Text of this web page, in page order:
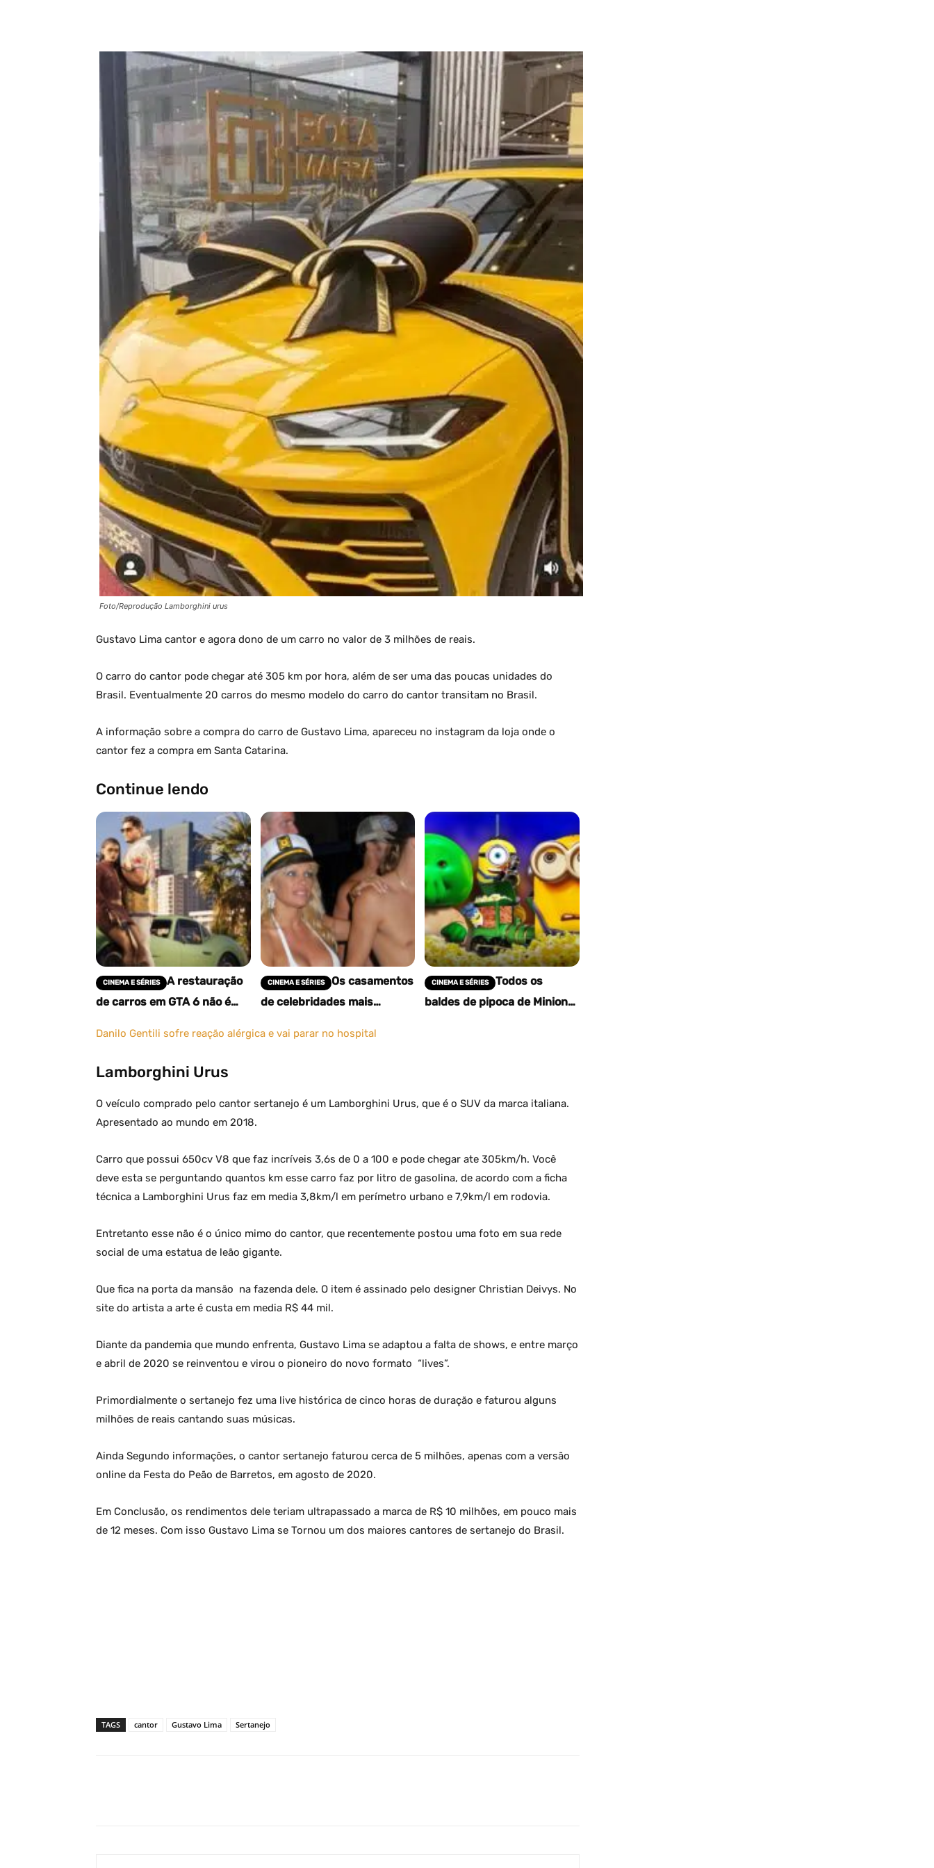
Foto/Reprodução Lamborghini urus
Gustavo Lima cantor e agora dono de um carro no valor de 3 milhões de reais.
O carro do cantor pode chegar até 305 km por hora, além de ser uma das poucas unidades do
Brasil. Eventualmente 20 carros do mesmo modelo do carro do cantor transitam no Brasil.
A informação sobre a compra do carro de Gustavo Lima, apareceu no instagram da loja onde o
cantor fez a compra em Santa Catarina.
Continue lendo
CINEMA E SÉRIES
A restauração
de carros em GTA 6 não é
Horizon — é uma aposta
CINEMA E SÉRIES
Os casamentos
de celebridades mais
tempos
CINEMA E SÉRIES
Todos os
baldes de pipoca de Minions
Danilo Gentili sofre reação alérgica e vai parar no hospital
Lamborghini Urus
O veículo comprado pelo cantor sertanejo é um Lamborghini Urus, que é o SUV da marca italiana.
Apresentado ao mundo em 2018.
Carro que possui 650cv V8 que faz incríveis 3,6s de 0 a 100 e pode chegar ate 305km/h. Você
deve esta se perguntando quantos km esse carro faz por litro de gasolina, de acordo com a ficha
técnica a Lamborghini Urus faz em media 3,8km/l em perímetro urbano e 7,9km/l em rodovia.
Entretanto esse não é o único mimo do cantor, que recentemente postou uma foto em sua rede
social de uma estatua de leão gigante.
Que fica na porta da mansão na fazenda dele. O item é assinado pelo designer Christian Deivys. No
site do artista a arte é custa em media R$ 44 mil.
Diante da pandemia que mundo enfrenta, Gustavo Lima se adaptou a falta de shows, e entre março
e abril de 2020 se reinventou e virou o pioneiro do novo formato “lives”.
Primordialmente o sertanejo fez uma live histórica de cinco horas de duração e faturou alguns
milhões de reais cantando suas músicas.
Ainda Segundo informações, o cantor sertanejo faturou cerca de 5 milhões, apenas com a versão
online da Festa do Peão de Barretos, em agosto de 2020.
Em Conclusão, os rendimentos dele teriam ultrapassado a marca de R$ 10 milhões, em pouco mais
de 12 meses. Com isso Gustavo Lima se Tornou um dos maiores cantores de sertanejo do Brasil.
TAGS cantor Gustavo Lima Sertanejo